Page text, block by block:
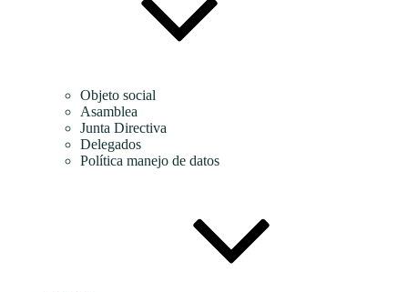
Objeto social
Asamblea
Junta Directiva
Delegados
Política manejo de datos